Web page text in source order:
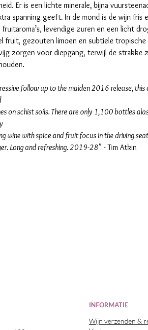
Er is een lichte minerale, bijna
spanning geeft. In de mond is de wijn fris
fruitaroma’s, levendige zuren en een licht
fruit, gezouten limoen en subtiele
zorgen voor diepgang, terwijl de strakke
follow up to the maiden 2016 release,
on schist soils. There are only 1,100 bottles
wine with spice and fruit focus in the driving
Long and refreshing. 2019-28" - Tim Atkin
INFORMATIE
Wijn verzenden &